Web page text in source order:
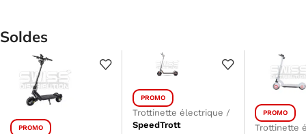
Soldes
PROMO
PROMO
Trottinette électrique /
SpeedTrott
PROMO
Trottinette